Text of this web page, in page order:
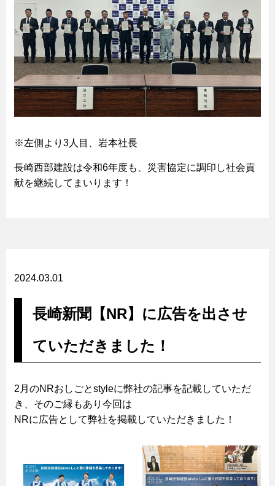
※左側より3人目、岩本社長
長崎西部建設は令和6年度も、災害協定に調印し社会貢
献を継続してまいります！
2024.03.01
長崎新聞【NR】に広告を出させ
ていただきました！
2月のNRおしごとstyleに弊社の記事を記載していただ
き、そのご縁もあり今回は
NRに広告として弊社を掲載していただきました！